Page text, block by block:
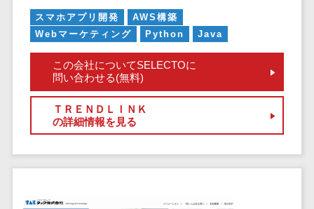
不動産オーナーアプリ>
入居者管理アプリ>
用地管理システム>
業界・業種特化型
保険代理店システム>
図面検索システム>
IT資産管理ツー
ル
ル
モバイルデバ
イス管理
ットワーク監視
設備監視シス
スマホアプリ開発
AWS構築
Webマーケティング
Python Java
この会社についてSELECTOに
問い合わせる(無料)
ＴＲＥＮＤＬＩＮＫ
の詳細情報を見る